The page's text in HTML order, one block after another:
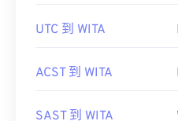
UTC 到 WITA
ACST 到 WITA
SAST 到 WITA